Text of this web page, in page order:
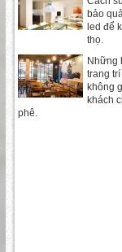
bảo
led để
thọ.
Những
trang
không
khách
phê.